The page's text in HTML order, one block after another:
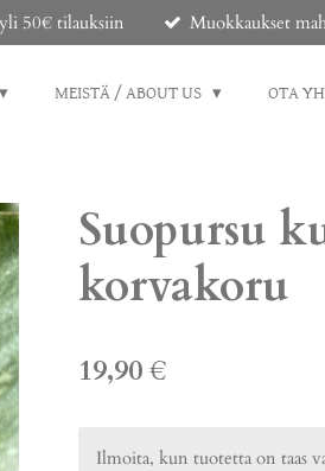
50€ tilauksiin Muokkaukset
MEISTÄ / ABOUT US OTA
Suopursu
korvakoru
19,90 €
Ilmoita, kun tuotetta on taas